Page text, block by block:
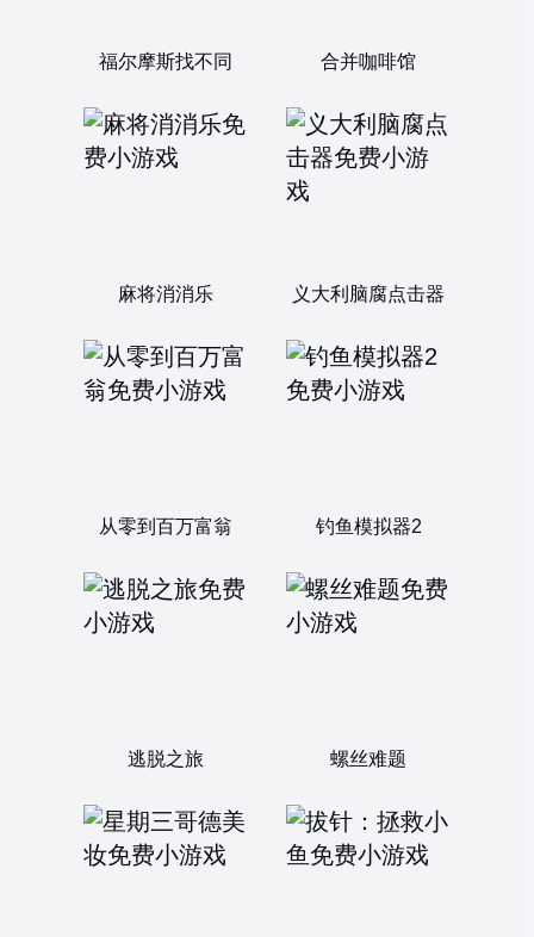
福尔摩斯找不同 合并咖啡馆
麻将消消乐 义大利脑腐点击器
从零到百万富翁 钓鱼模拟器2
逃脱之旅 螺丝难题